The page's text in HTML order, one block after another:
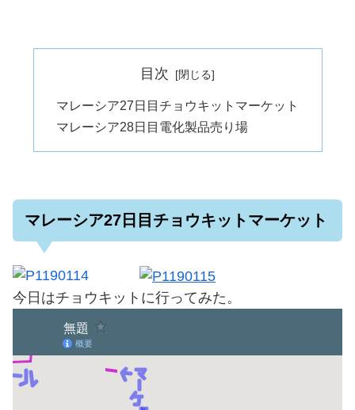
目次
マレーシア27日目チョウキットマーケット
マレーシア28日目電化製品売り場
マレーシア27日目チョウキットマーケット
今日はチョウキットに行ってみた。